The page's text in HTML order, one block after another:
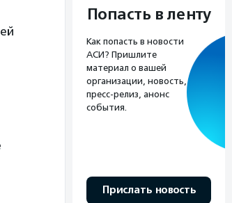
Попасть в ленту
Как попасть в новости
АСИ? Пришлите
материал о вашей
организации, новость,
пресс-релиз, анонс
события.
Прислать новость